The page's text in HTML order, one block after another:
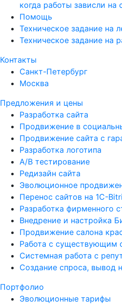
когда работы зависли на
Помощь
Техническое задание на
Техническое задание на
Контакты
Санкт-Петербург
Москва
Предложения и цены
Разработка сайта
Продвижение в
Продвижение сайта с
Разработка логотипа
A/B тестирование
Редизайн сайта
Эволюционное
Перенос сайтов на 1С-
Разработка фирменного
Внедрение и настройка
Продвижение салона
Работа с существующим
Системная работа с
Создание спроса, вывод
Портфолио
Эволюционные тарифы